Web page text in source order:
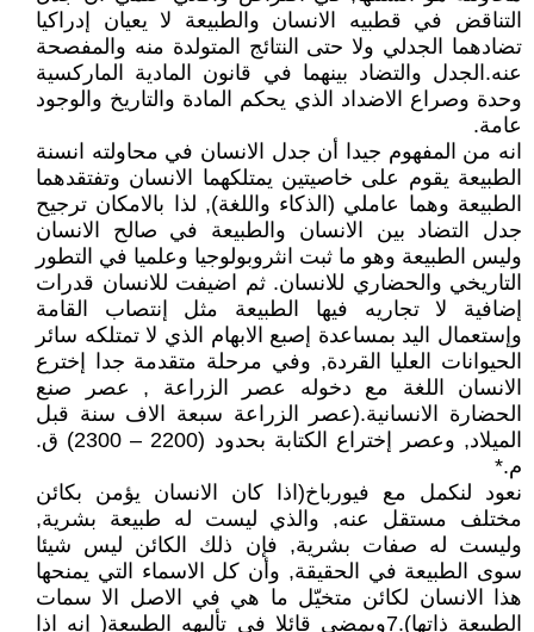
التناقض في قطبيه الانسان والطبيعة لا يعيان إدراكيا
تضادهما الجدلي ولا حتى النتائج المتولدة منه والمفصحة
عنه.الجدل والتضاد بينهما في قانون المادية الماركسية
وحدة وصراع الاضداد الذي يحكم المادة والتاريخ والوجود
عامة.
انه من المفهوم جيدا أن جدل الانسان في محاولته انسنة
الطبيعة يقوم على خاصيتين يمتلكهما الانسان وتفتقدهما
الطبيعة وهما عاملي (الذكاء واللغة), لذا بالامكان ترجيح
جدل التضاد بين الانسان والطبيعة في صالح الانسان
وليس الطبيعة وهو ما ثبت انثروبولوجيا وعلميا في التطور
التاريخي والحضاري للانسان. ثم اضيفت للانسان قدرات
إضافية لا تجاريه فيها الطبيعة مثل إنتصاب القامة
وإستعمال اليد بمساعدة إصبع الابهام الذي لا تمتلكه سائر
الحيوانات العليا القردة, وفي مرحلة متقدمة جدا إخترع
الانسان اللغة مع دخوله عصر الزراعة , عصر صنع
الحضارة الانسانية.(عصر الزراعة سبعة الاف سنة قبل
الميلاد, وعصر إختراع الكتابة بحدود (2200 – 2300) ق.
م.*
نعود لنكمل مع فيورباخ(اذا كان الانسان يؤمن بكائن
مختلف مستقل عنه, والذي ليست له طبيعة بشرية,
وليست له صفات بشرية, فإن ذلك الكائن ليس شيئا
سوى الطبيعة في الحقيقة, وأن كل الاسماء التي يمنحها
هذا الانسان لكائن متخيّل ما هي في الاصل الا سمات
الطبيعة ذاتها).7ويمضي قائلا في تأليهه الطبيعة( إنه اذا